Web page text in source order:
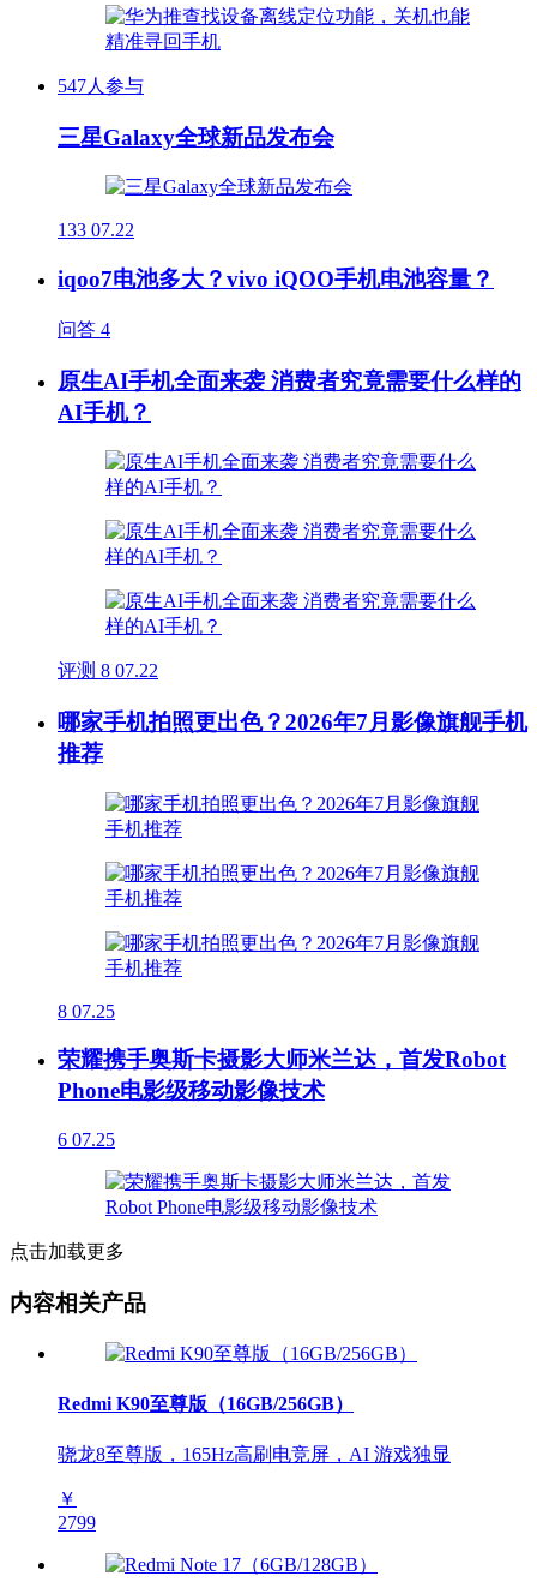
547人参与
三星Galaxy全球新品发布会
133 07.22
iqoo7电池多大？vivo iQOO手机电池容量？
问答 4
原生AI手机全面来袭 消费者究竟需要什么样的
AI手机？
评测 8 07.22
哪家手机拍照更出色？2026年7月影像旗舰手机
推荐
8 07.25
荣耀携手奥斯卡摄影大师米兰达，首发Robot
Phone电影级移动影像技术
6 07.25
点击加载更多
内容相关产品
Redmi K90至尊版（16GB/256GB）
骁龙8至尊版，165Hz高刷电竞屏，AI 游戏独显
￥
2799